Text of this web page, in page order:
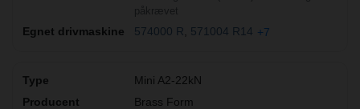
574000 R 571004 R14 +7
Mini A2-22kN
Brass Form